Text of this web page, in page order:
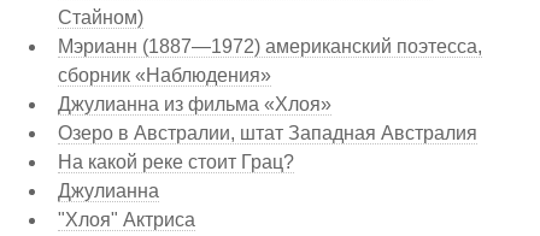
Стайном)
Мэрианн (1887—1972) американский поэтесса,
сборник «Наблюдения»
Джулианна из фильма «Хлоя»
Озеро в Австралии, штат Западная Австралия
На какой реке стоит Грац?
Джулианна
"Хлоя" Актриса